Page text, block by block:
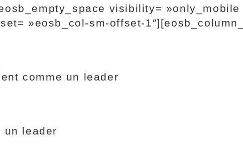
visibility=
»eosb_col-sm-offset-
comme un leader
un leader